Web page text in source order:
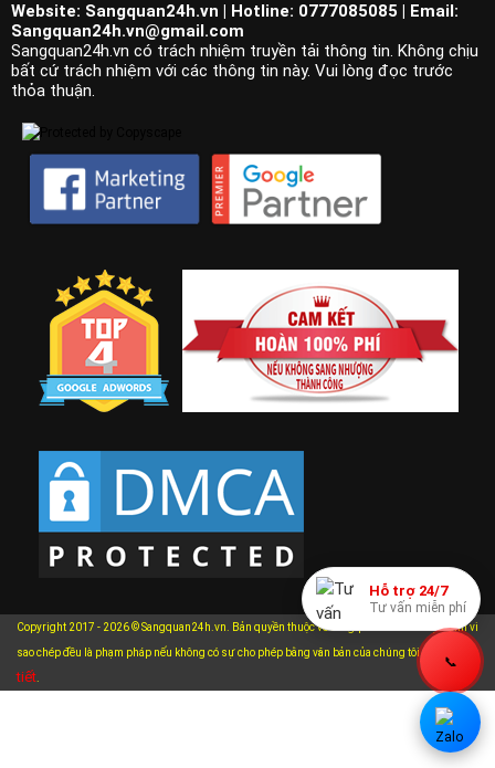
Hỗ trợ 24/7
Tư vấn miễn phí
📞
Website: Sangquan24h.vn | Hotline: 0777085085 | Email:
Sangquan24h.vn@gmail.com
Sangquan24h.vn có trách nhiệm truyền tải thông tin. Không chịu
bất cứ trách nhiệm với các thông tin này. Vui lòng đọc trước
thỏa thuận.
Copyright 2017 - 2026 © Sangquan24h.vn. Bản quyền thuộc về Sangquan24h.vn. Mọi hành vi
sao chép đều là phạm pháp nếu không có sự cho phép bằng văn bản của chúng tôi.
tiết